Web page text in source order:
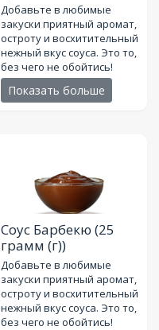
Добавьте в любимые
закуски приятный аромат,
остроту и восхитительный
нежный вкус соуса. Это то,
без чего не обойтись!
Показать больше
Соус Барбекю (25
грамм (г))
Добавьте в любимые
закуски приятный аромат,
остроту и восхитительный
нежный вкус соуса. Это то,
без чего не обойтись!